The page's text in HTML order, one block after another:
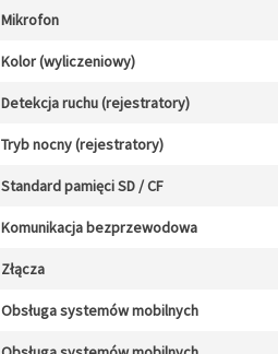
Mikrofon
Kolor (wyliczeniowy)
Detekcja ruchu (rejestratory)
Tryb nocny (rejestratory)
Standard pamięci SD / CF
Komunikacja bezprzewodowa
Złącza
Obsługa systemów mobilnych